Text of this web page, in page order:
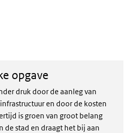
opgave
druk door de aanleg van
en door de kosten
is groen van groot belang
de stad en draagt het bij aan